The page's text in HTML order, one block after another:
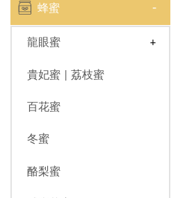
蜂蜜
龍眼蜜
貴妃蜜 | 荔枝蜜
百花蜜
冬蜜
酪梨蜜